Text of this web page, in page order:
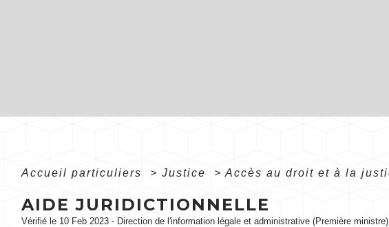
Accueil particuliers > Justice > Accès au droit et à la
AIDE JURIDICTIONNELLE
Vérifié le 10 Feb 2023 - Direction de l'information légale et administrative (Première